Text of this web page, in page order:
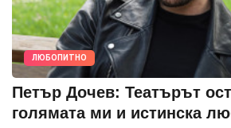
ЛЮБОПИТНО
Петър Дочев: Театърът
голямата ми и истинска